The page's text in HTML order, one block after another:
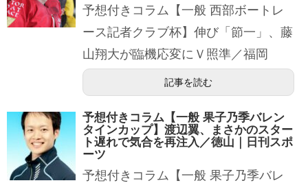
予想付きコラム【一般 西部ボートレ
ース記者クラブ杯】伸び「節一」、藤
山翔大が臨機応変にＶ照準／福岡
記事を読む
予想付きコラム【一般 果子乃季バレン
タインカップ】渡辺翼、まさかのスター
ト遅れで気合を再注入／徳山｜日刊スポ
ーツ
予想付きコラム【一般 果子乃季バレ